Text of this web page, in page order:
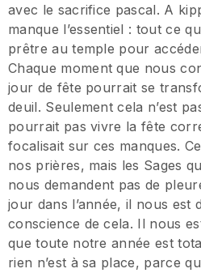
avec le sacrifice pascal. A
manque l’essentiel : tout ce
prêtre au temple pour
Chaque moment que nous
jour de fête pourrait se
deuil. Seulement cela n’est
pourrait pas vivre la fête
focalisait sur ces manques.
nos prières, mais les Sages
nous demandent pas de
jour dans l’année, il nous est
conscience de cela. Il nous
que toute notre année est
rien n’est à sa place, parce